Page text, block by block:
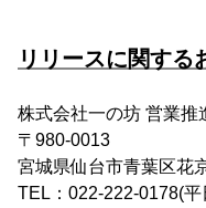
リリースに関す
株式会社⼀の坊 営業推
〒980-0013
宮城県仙台市⻘葉区花
TEL：022-222-0178(